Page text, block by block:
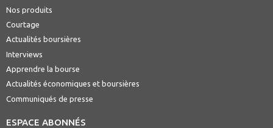
Nos produits
Courtage
Actualités boursières
Interviews
Apprendre la bourse
Actualités économiques et boursières
Communiqués de presse
ESPACE ABONNÉS